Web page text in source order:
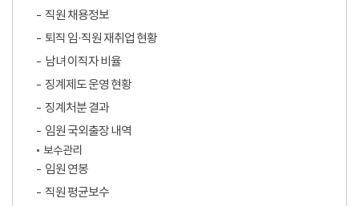
직원 채용정보
퇴직 임·직원 재취업 현황
남녀 이직자 비율
징계제도 운영 현황
징계처분 결과
임원 국외출장 내역
보수관리
임원 연봉
직원 평균보수